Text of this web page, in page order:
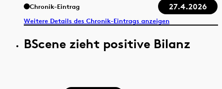
Chronik-Eintrag 27.4.2026
Weitere Details des Chronik-Eintrags anzeigen
BScene zieht positive Bilanz